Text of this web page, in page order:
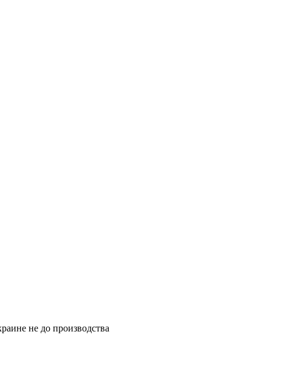
не до производства